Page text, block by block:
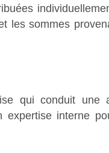
les sommes
qui conduit
interne